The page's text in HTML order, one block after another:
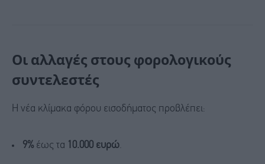
Οι αλλαγές στους φορολογικούς
συντελεστές
Η νέα κλίμακα φόρου εισοδήματος προβλέπει:
9% έως τα 10.000 ευρώ.